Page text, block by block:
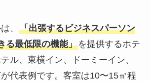
、 「出張するビジネスパーソン
る最低限の機能」を提供するホテ
ル、東横イン、ドーミーイン、
代表例です。客室は10〜15㎡程